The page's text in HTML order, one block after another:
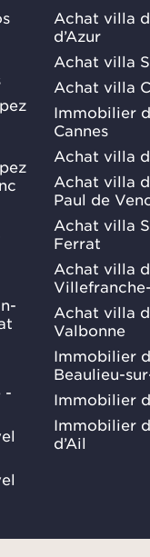
-
Achat villa
d’Azur
Achat villa
Achat villa
Immobilier
Cannes
Achat villa
Achat villa
Paul de
Achat villa
Ferrat
Achat villa
Achat villa
Valbonne
Immobilier
Beaulieu-
Immobilier
Immobilier
d’Ail